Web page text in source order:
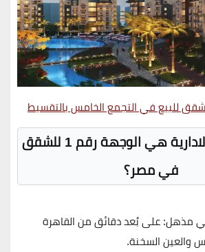
للبيع في التجمع الخامس بالتقسيط
ليه العاصمة الادارية هي الوجهة رقم 1 للشقق
في مصر؟
مذهل: على بُعد دقائق من القاهرة
والعين السخنة.